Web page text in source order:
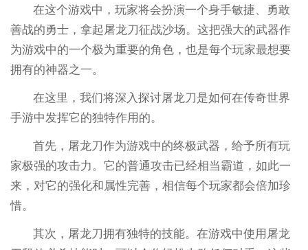
在这个游戏中，玩家将会扮演一个身手敏捷、勇敢
善战的勇士，拿起屠龙刀征战沙场。这把强大的武器作
为游戏中的一个极为重要的角色，也是每个玩家最想要
拥有的神器之一。
在这里，我们将深入探讨屠龙刀是如何在传奇世界
手游中发挥它的独特作用的。
首先，屠龙刀作为游戏中的终极武器，给予所有玩
家极强的攻击力。它的普通攻击已经相当霸道，如此一
来，对它的强化和属性完善，相信每个玩家都会倍加珍
惜。
其次，屠龙刀拥有独特的技能。在游戏中使用屠龙